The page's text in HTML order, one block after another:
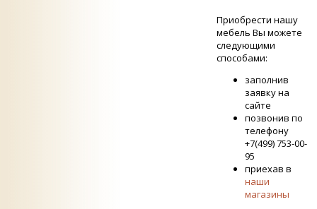
Приобрести нашу
мебель Вы можете
следующими
способами:
заполнив
заявку на
сайте
позвонив по
телефону
+7(499) 753-00-
95
приехав в
наши
магазины